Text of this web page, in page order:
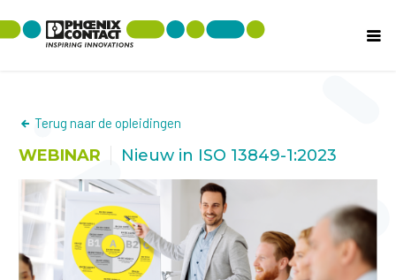
Terug naar de opleidingen
WEBINAR Nieuw in ISO 13849-1:2023